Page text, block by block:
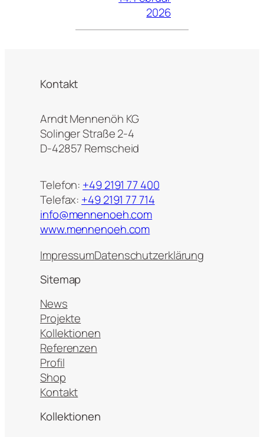
2026
Kontakt
Arndt Mennenöh KG
Solinger Straße 2-4
D-42857 Remscheid
Telefon: +49 2191 77 400
Telefax: +49 2191 77 714
info@mennenoeh.com
www.mennenoeh.com
ImpressumDatenschutzerklärung
Sitemap
News
Projekte
Kollektionen
Referenzen
Profil
Shop
Kontakt
Kollektionen